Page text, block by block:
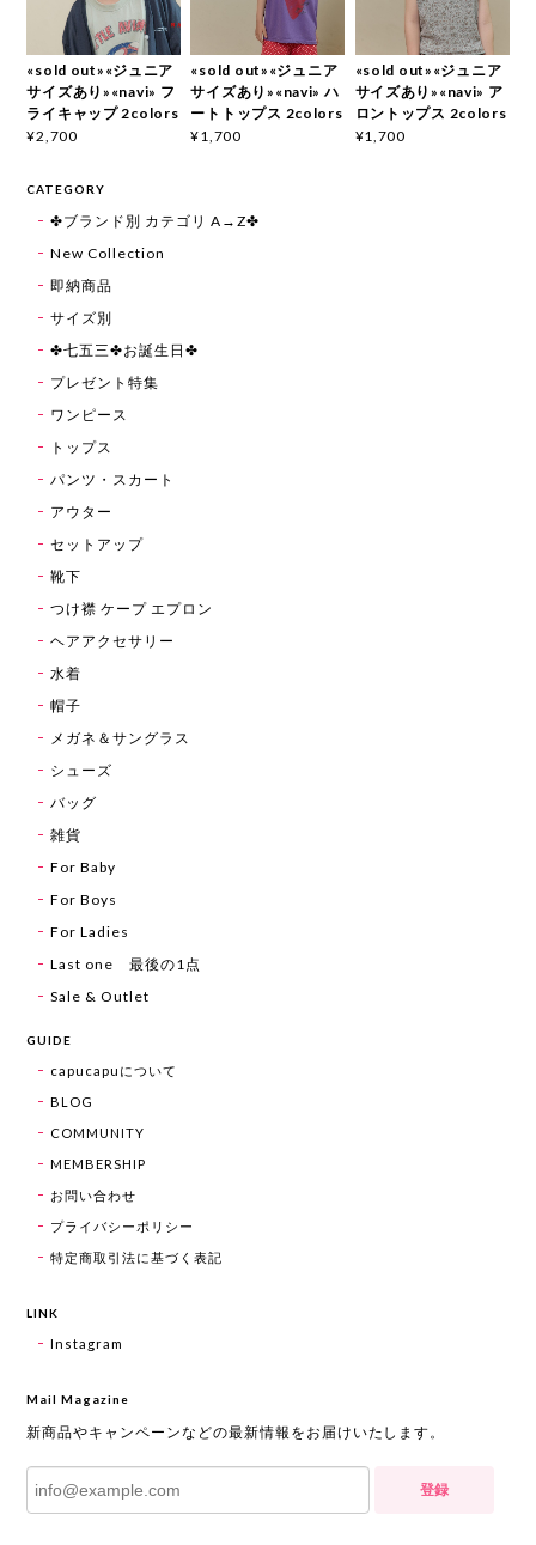
«sold out»«ジュニア
サイズあり»«navi» フ
ライキャップ 2colors
¥2,700
«sold out»«ジュニア
サイズあり»«navi» ハ
ートトップス 2colors
¥1,700
«sold out»«ジュニア
サイズあり»«navi» ア
ロントップス 2colors
¥1,700
CATEGORY
✤ブランド別 カテゴリ A→Z✤
New Collection
即納商品
サイズ別
✤七五三✤お誕生日✤
プレゼント特集
ワンピース
トップス
パンツ・スカート
アウター
セットアップ
靴下
つけ襟 ケープ エプロン
ヘアアクセサリー
水着
帽子
メガネ＆サングラス
シューズ
バッグ
雑貨
For Baby
For Boys
For Ladies
Last one 最後の1点
Sale & Outlet
GUIDE
capucapuについて
BLOG
COMMUNITY
MEMBERSHIP
お問い合わせ
プライバシーポリシー
特定商取引法に基づく表記
LINK
Instagram
Mail Magazine
新商品やキャンペーンなどの最新情報をお届けいたします。
登録